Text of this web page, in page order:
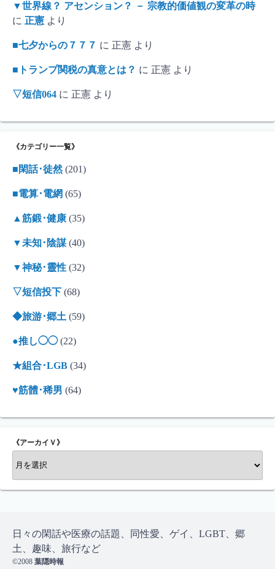
▼世界線？ アセンション？ － 宗教的価値観の変革の時
に 正憲 より
■七夕からの７７７ に 正憲 より
■トランプ関税の真意とは？ に 正憲 より
▽短信064 に 正憲 より
《カテゴリー一覧》
■閑話･徒然(201)
■電算･電網 (65)
▲筋鍛･健康 (35)
▼未知･陰謀 (40)
▼神秘･靈性 (32)
▽短信投下 (68)
◆旅游･郷土 (59)
●推し◯◯(22)
★組合･LGB (34)
♥筋體･稀男 (64)
《アーカイＶ》
ア
Ｖ
》
日々の閑話や医療の話題、同性愛、ゲイ、LGBT、郷
土、趣味、旅行など
©2008 葉隠時報